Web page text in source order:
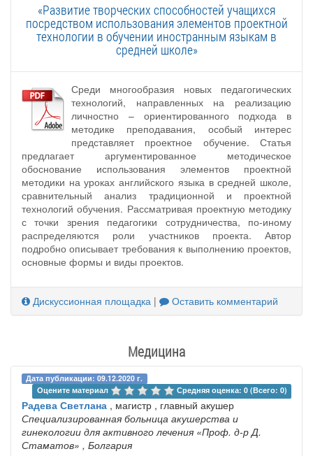
«Развитие творческих способностей учащихся
посредством использования элементов проектной
технологии в обучении иностранным языкам в
средней школе»
Среди многообразия новых педагогических
технологий, направленных на реализацию
личностно – ориентированного подхода в
методике преподавания, особый интерес
представляет проектное обучение. Статья
предлагает аргументированное методическое
обоснование использования элементов проектной
методики на уроках английского языка в средней школе,
сравнительный анализ традиционной и проектной
технологий обучения. Рассматривая проектную методику
с точки зрения педагогики сотрудничества, по-иному
распределяются роли участников проекта. Автор
подробно описывает требования к выполнению проектов,
основные формы и виды проектов.
Дискуссионная площадка | Оставить комментарий
Медицина
Дата публикации: 09.12.2020 г.
Оцените материал
Средняя оценка: 0 (Всего: 0)
Радева Светлана , магистр , главный акушер
Специализированная больница акушерства и
гинекологии для активного лечения «Проф. д-р Д.
Стаматов» , Болгария